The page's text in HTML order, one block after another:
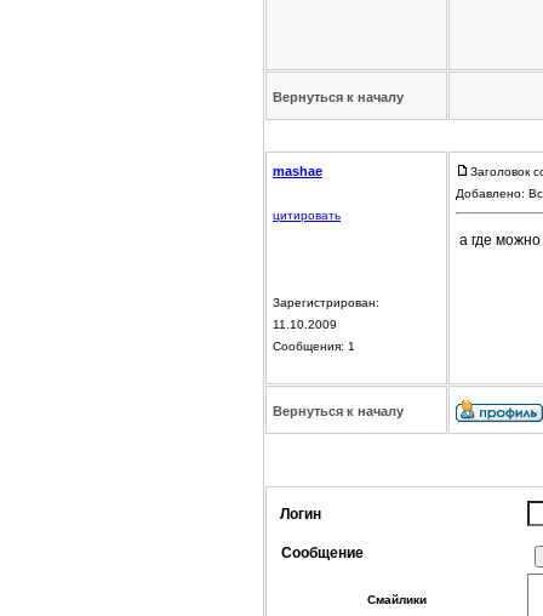
Вернуться к началу
mashae
цитировать
Зарегистрирован:
11.10.2009
Сообщения: 1
Заголовок
Добавлено:
а где
Вернуться к началу
Логин
Сообщение
Смайлики